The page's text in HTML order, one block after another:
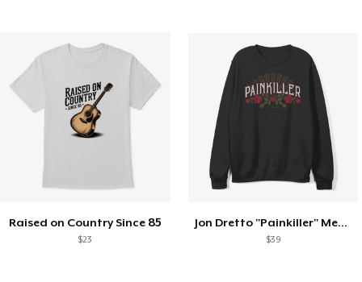
Raised on Country Since 85
$23
Jon Dretto "Painkiller" Merch Collection
$39